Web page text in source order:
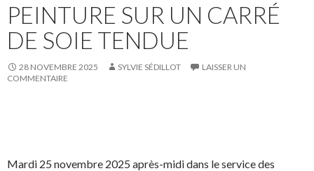
PEINTURE SUR UN CARRÉ
DE SOIE TENDUE
28 NOVEMBRE 2025 SYLVIE SÉDILLOT
LAISSER UN
COMMENTAIRE
a
a
r
i
Mardi 25 novembre 2025 après-midi dans le service des